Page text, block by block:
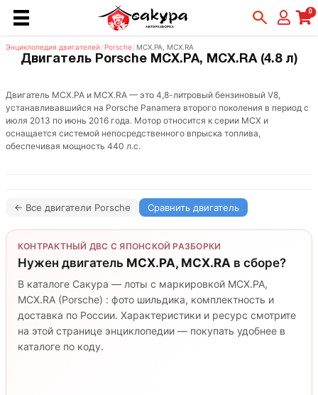
0
Энциклопедия двигателей/ Porsche/ MCX.PA, MCX.RA
Двигатель Porsche MCX.PA, MCX.RA (4.8 л)
Двигатель MCX.PA и MCX.RA — это 4,8-литровый бензиновый V8,
устанавливавшийся на Porsche Panamera второго поколения в период с
июля 2013 по июнь 2016 года. Мотор относится к серии MCX и
оснащается системой непосредственного впрыска топлива,
обеспечивая мощность 440 л.с.
← Все двигатели Porsche Сравнить двигатель
КОНТРАКТНЫЙ ДВС С ЯПОНСКОЙ РАЗБОРКИ
Нужен двигатель MCX.PA, MCX.RA в сборе?
В каталоге Сакура — лоты с маркировкой MCX.PA,
MCX.RA (Porsche) : фото шильдика, комплектность и
доставка по России. Характеристики и ресурс смотрите
на этой странице энциклопедии — покупать удобнее в
каталоге по коду.